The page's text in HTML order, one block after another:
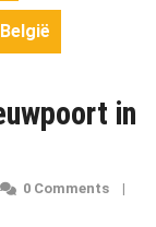
in
0 Comments
|